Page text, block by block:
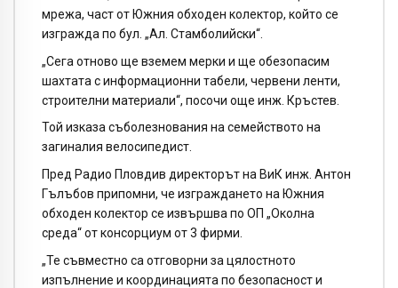
мрежа, част от Южния обходен колектор, който се
изгражда по бул. „Ал. Стамболийски“.
„Сега отново ще вземем мерки и ще обезопасим
шахтата с информационни табели, червени ленти,
строителни материали“, посочи още инж. Кръстев.
Той изказа съболезнования на семейството на
загиналия велосипедист.
Пред Радио Пловдив директорът на ВиК инж. Антон
Гълъбов припомни, че изграждането на Южния
обходен колектор се извършва по ОП „Околна
среда“ от консорциум от 3 фирми.
„Те съвместно са отговорни за цялостното
изпълнение и координацията по безопасност и